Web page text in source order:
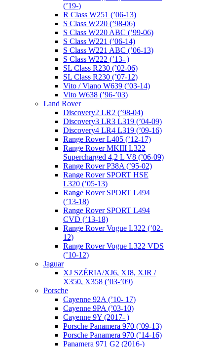
(’19-)
R Class W251 (’06-13)
S Class W220 (’98-06)
S Class W220 ABC (’99-06)
S Class W221 (’06-14)
S Class W221 ABC (’06-13)
S Class W222 (’13- )
SL Class R230 (’02-06)
SL Class R230 (’07-12)
Vito / Viano W639 (’03-14)
Vito W638 (’96-’03)
Land Rover
Discovery2 LR2 (’98-04)
Discovery3 LR3 L319 (’04-09)
Discovery4 LR4 L319 (’09-16)
Range Rover L405 (’12-17)
Range Rover MKIII L322
Supercharged 4,2 L V8 (’06-09)
Range Rover P38A (’95-02)
Range Rover SPORT HSE
L320 (’05-13)
Range Rover SPORT L494
(’13-18)
Range Rover SPORT L494
CVD (’13-18)
Range Rover Vogue L322 (’02-
12)
Range Rover Vogue L322 VDS
(’10-12)
Jaguar
XJ SZÉRIA/XJ6, XJ8, XJR /
X350, X358 (’03-’09)
Porsche
Cayenne 92A (’10- 17)
Cayenne 9PA (’03-10)
Cayenne 9Y (2017- )
Porsche Panamera 970 (’09-13)
Porsche Panamera 970 (’14-16)
Panamera 971 G2 (2016-)